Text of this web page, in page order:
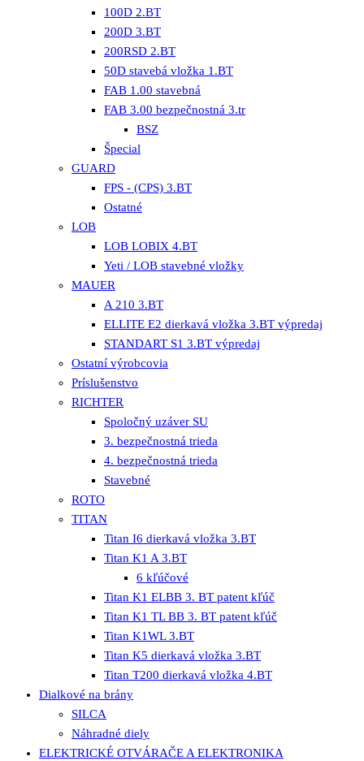
100D 2.BT
200D 3.BT
200RSD 2.BT
50D stavebá vložka 1.BT
FAB 1.00 stavebná
FAB 3.00 bezpečnostná 3.tr
BSZ
Špecial
GUARD
FPS - (CPS) 3.BT
Ostatné
LOB
LOB LOBIX 4.BT
Yeti / LOB stavebné vložky
MAUER
A 210 3.BT
ELLITE E2 dierkavá vložka 3.BT výpredaj
STANDART S1 3.BT výpredaj
Ostatní výrobcovia
Príslušenstvo
RICHTER
Spoločný uzáver SU
3. bezpečnostná trieda
4. bezpečnostná trieda
Stavebné
ROTO
TITAN
Titan I6 dierkavá vložka 3.BT
Titan K1 A 3.BT
6 kľúčové
Titan K1 ELBB 3. BT patent kľúč
Titan K1 TL BB 3. BT patent kľúč
Titan K1WL 3.BT
Titan K5 dierkavá vložka 3.BT
Titan T200 dierkavá vložka 4.BT
Dialkové na brány
SILCA
Náhradné diely
ELEKTRICKÉ OTVÁRAČE A ELEKTRONIKA